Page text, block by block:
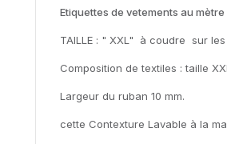
Etiquettes de vetements au
TAILLE : " XXL" à coudre sur
Composition de textiles : taille XXL
Largeur du ruban 10 mm.
cette Contexture Lavable à la